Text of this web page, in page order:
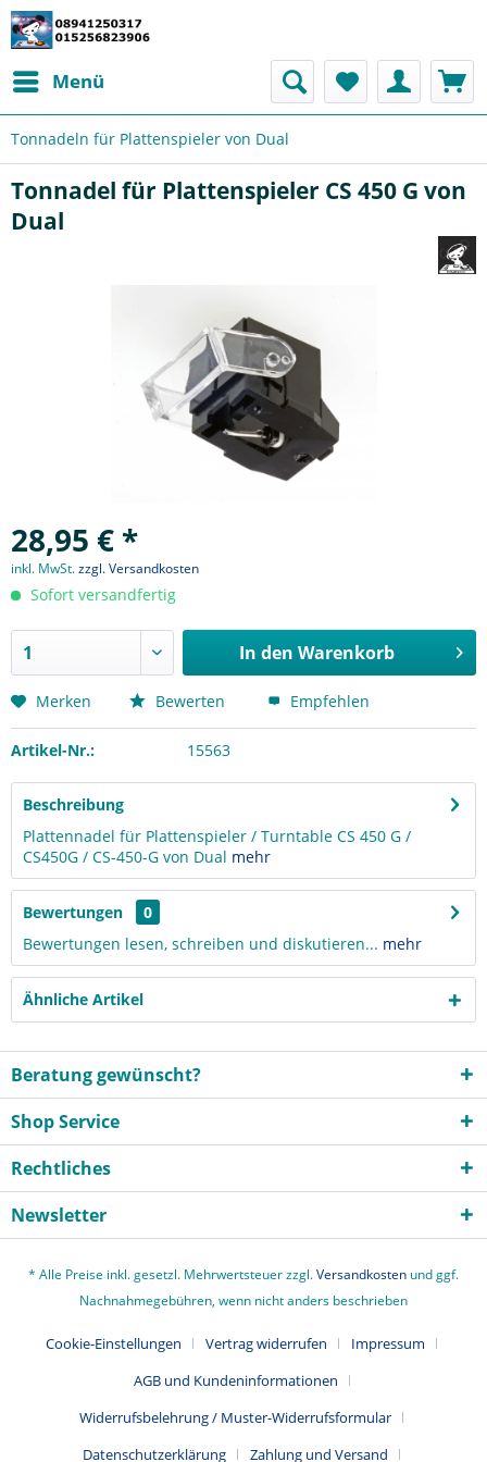
Menü
Tonnadeln für Plattenspieler von Dual
Tonnadel für Plattenspieler CS 450 G von
Dual
28,95 € *
inkl. MwSt.zzgl. Versandkosten
Sofort versandfertig
In den Warenkorb
Merken Bewerten Empfehlen
Artikel-Nr.: 15563
Beschreibung
Plattennadel für Plattenspieler / Turntable CS 450 G /
CS450G / CS-450-G von Dual mehr
Bewertungen
0
Bewertungen lesen, schreiben und diskutieren... mehr
Ähnliche Artikel
Beratung gewünscht?
Shop Service
Rechtliches
Newsletter
* Alle Preise inkl. gesetzl. Mehrwertsteuer zzgl.Versandkosten und ggf.
Nachnahmegebühren, wenn nicht anders beschrieben
Cookie-Einstellungen Vertrag widerrufen
Impressum
AGB und Kundeninformationen
Widerrufsbelehrung / Muster-Widerrufsformular
Datenschutzerklärung
Zahlung und Versand